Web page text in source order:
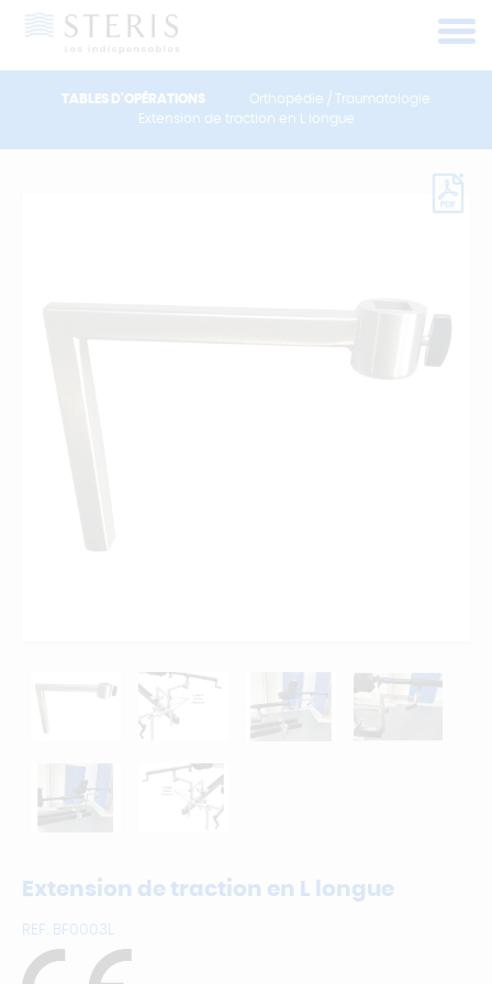
TABLES D'OPÉRATIONS
Orthopédie / Traumatologie
Extension de traction en L longue
Extension de traction en L longue
REF. BF0003L
Panneau de gestion des cookies